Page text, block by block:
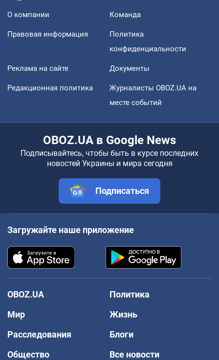
О компании Команда
Правовая информация
Политика
конфиденциальности
Реклама на сайте Документы
Редакционная политика
Журналисты OBOZ.UA на
месте событий
OBOZ.UA в Google News
Подписывайтесь, чтобы быть в курсе последних
новостей Украины и мира сегодня
Подписаться
Загружайте наше приложение
OBOZ.UA
Политика
Мир
Жизнь
Расследования
Блоги
Общество
Все новости